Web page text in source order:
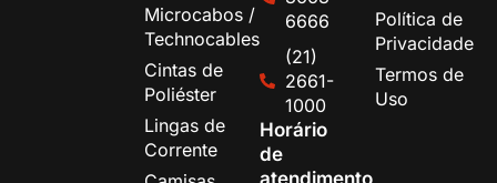
Microcabos /
Technocables
Cintas de
Poliéster
Lingas de
Corrente
6666
(21)
2661-
1000
Horário
de
atendimento
Política de
Privacidade
Termos de
Uso